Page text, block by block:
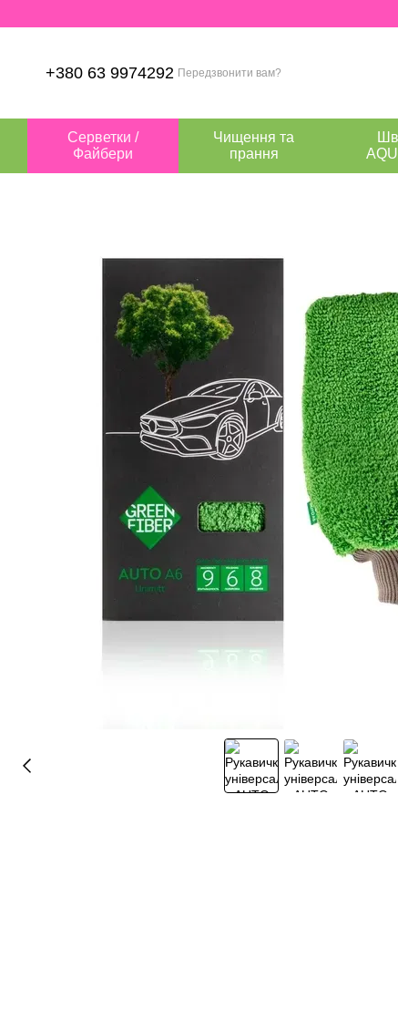
+380 63 9974292 Передзвонити вам?
Серветки /
Файбери
Чищення та
прання